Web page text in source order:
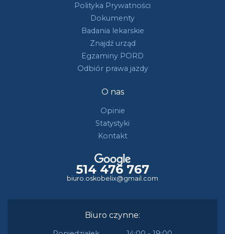
Polityka Prywatności
Dokumenty
Badania lekarskie
Znajdź urząd
Egzaminy PORD
Odbiór prawa jazdy
O nas
Opinie
Statystyki
Kontakt
514 476 767
biuro.oskobelix@gmail.com
Biuro czynne: